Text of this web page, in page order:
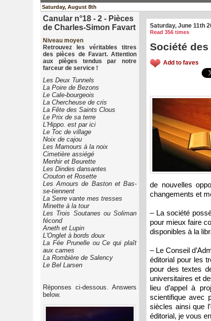
Saturday, August 8th
Canular n°18 - 2 - Pièces
de Charles-Simon Favart
Niveau moyen
Retrouvez les véritables titres
des pièces de Favart. Attention
aux pièges tendus par notre
farceur de service !
Les Deux Tunnels
La Poire de Bezons
Le Cale-bourgeois
La Chercheuse de cris
La Fête des Saints Clous
Le Prix de sa terre
L'Hippo. est par ici
Le Toc de village
Noix de cajou
Les Mamours à la noix
Cimetière assiégé
Menhir et Beurette
Les Dindes dansantes
Crouton et Rosette
Les Amours de Baston et Bas-
se-tiennent
La Serre vante mes tresses
Minette à la tour
Les Trois Soutanes ou Soliman
fécond
Aneth et Lupin
L'Onglet à bords doux
La Fée Prunelle ou Ce qui plaît
aux cames
La Rombière de Salency
Le Bel Larsen
Réponses ci-dessous. Answers
below.
Saturday, June 11th
Read 356 times
Société
Add to faves
de nouvelles
changements et
– La société
pour mieux faire
disponibles à la
– Le Conseil
éditorial pour les
pour des textes
universitaires et
lieu d’appel à
scientifique avec
siècles ainsi que
éditorial, je vous